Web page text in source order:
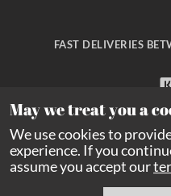
FAST DELIVERIES
SAFE PAYMENT
May we treat you a
We use cookies to
experience. If you
assume you accept our